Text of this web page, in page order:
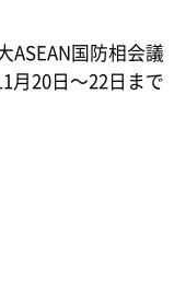
国防相会議
月20日～22日まで